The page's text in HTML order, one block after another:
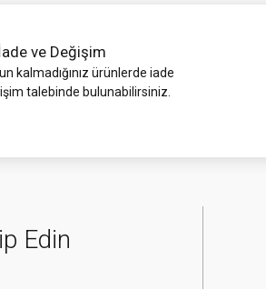
ve Değişim
kalmadığınız ürünlerde iade
talebinde bulunabilirsiniz.
Edin